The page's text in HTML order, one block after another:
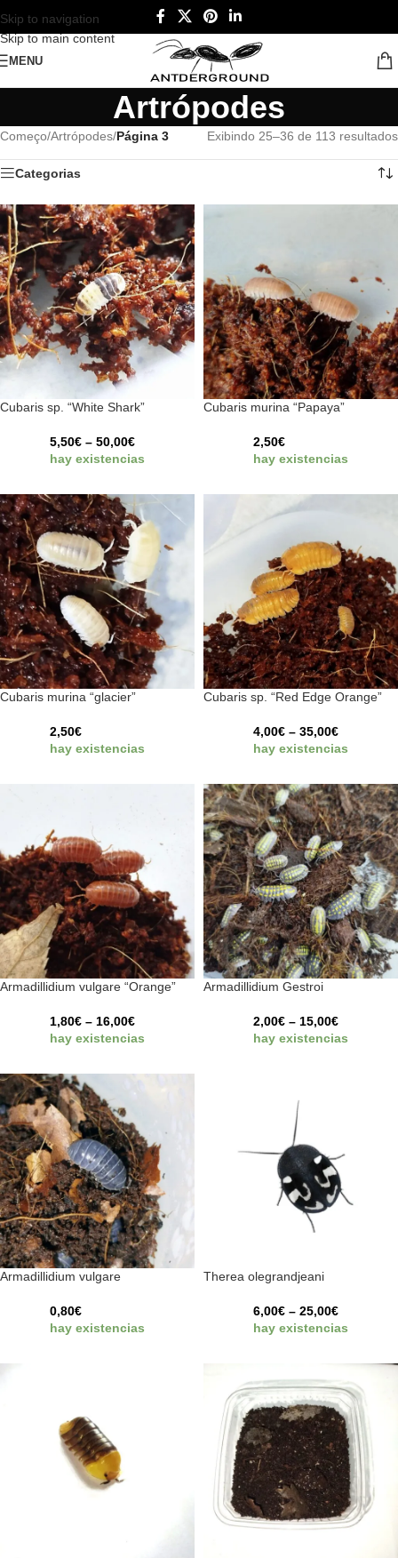
Skip to navigation
Skip to main content
MENU
Artrópodes
Começo/Artrópodes/Página 3 Exibindo 25–36 de 113 resultados
Categorias
Cubaris sp. “White Shark”
5,50€ – 50,00€
hay existencias
Cubaris murina “Papaya”
2,50€
hay existencias
Cubaris murina “glacier”
2,50€
hay existencias
Cubaris sp. “Red Edge Orange”
4,00€ – 35,00€
hay existencias
Armadillidium vulgare “Orange”
1,80€ – 16,00€
hay existencias
Armadillidium Gestroi
2,00€ – 15,00€
hay existencias
Armadillidium vulgare
0,80€
hay existencias
Therea olegrandjeani
6,00€ – 25,00€
hay existencias